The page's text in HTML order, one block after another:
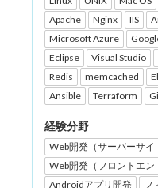
Apache
Nginx IIS
Microsoft Azure
Eclipse
Visual Studio
Redis
memcached
Ansible
Terraform
経験分野
Web開発（サーバーサイ
Web開発（フロントエン
Androidアプリ開発
フ